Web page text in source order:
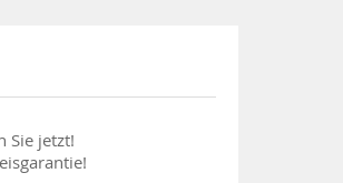
Sie jetzt!